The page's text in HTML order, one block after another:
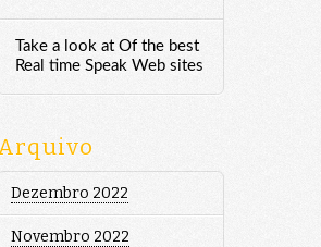
Take a look at Of the best
Real time Speak Web sites
Dezembro 2022
Novembro 2022